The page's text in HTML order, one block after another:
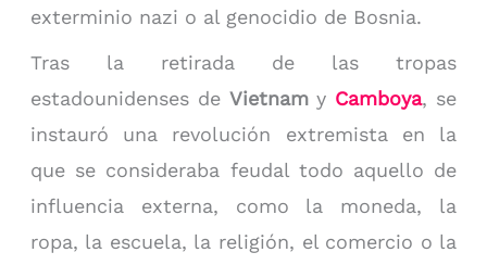
exterminio nazi o al genocidio de Bosnia.
Tras la retirada de las tropas
estadounidenses de Vietnamy Camboya, se
instauró una revolución extremista en la
que se consideraba feudal todo aquello de
influencia externa, como la moneda, la
ropa, la escuela, la religión, el comercio o la